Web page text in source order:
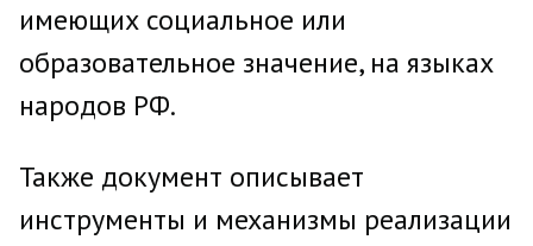
имеющих социальное или
образовательное значение, на языках
народов РФ.
Также документ описывает
инструменты и механизмы реализации